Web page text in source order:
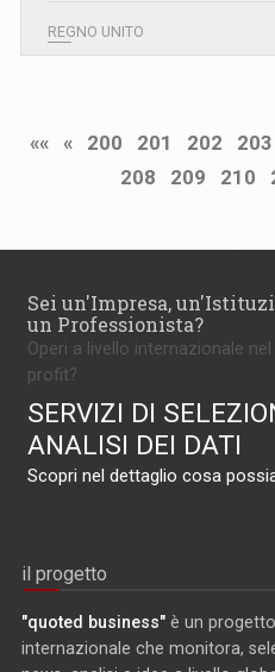
REGNO UNITO
«« « 200 201 202 203
208
209 210
Sei un'Impresa,
un Professionista?
Operi a livello internazionale
profit?
SERVIZI DI
ANALISI DEI DATI
Scopri nel dettaglio cosa
il progetto
"quoted business" è un
internazionale che monitora,